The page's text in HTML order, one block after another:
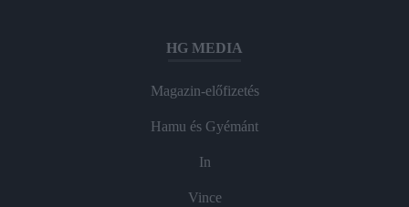
HG MEDIA
Magazin-előfizetés
Hamu és Gyémánt
In
Vince